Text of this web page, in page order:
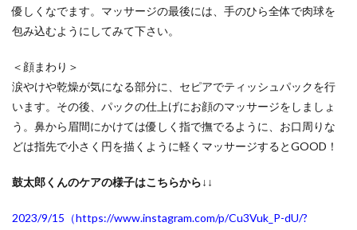
優しくなでます。マッサージの最後には、手のひら全体で肉球を
包み込むようにしてみて下さい。
＜顔まわり＞
涙やけや乾燥が気になる部分に、セピアでティッシュパックを行
います。その後、パックの仕上げにお顔のマッサージをしましょ
う。鼻から眉間にかけては優しく指で撫でるように、お口周りな
どは指先で小さく円を描くように軽くマッサージするとGOOD！
鼓太郎くんのケアの様子はこちらから↓↓
2023/9/15（https://www.instagram.com/p/Cu3Vuk_P-dU/?